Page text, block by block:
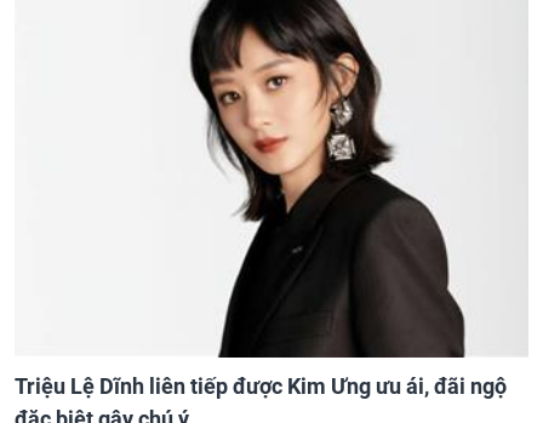
Triệu Lệ Dĩnh liên tiếp được Kim Ưng ưu ái, đãi ngộ